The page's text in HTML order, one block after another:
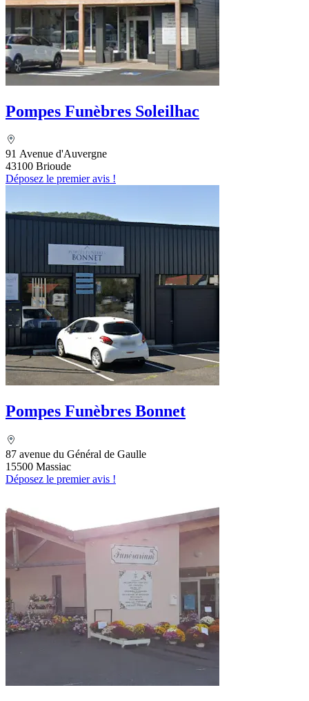
Pompes Funèbres Soleilhac
91 Avenue d'Auvergne
43100 Brioude
Déposez le premier avis !
Pompes Funèbres Bonnet
87 avenue du Général de Gaulle
15500 Massiac
Déposez le premier avis !